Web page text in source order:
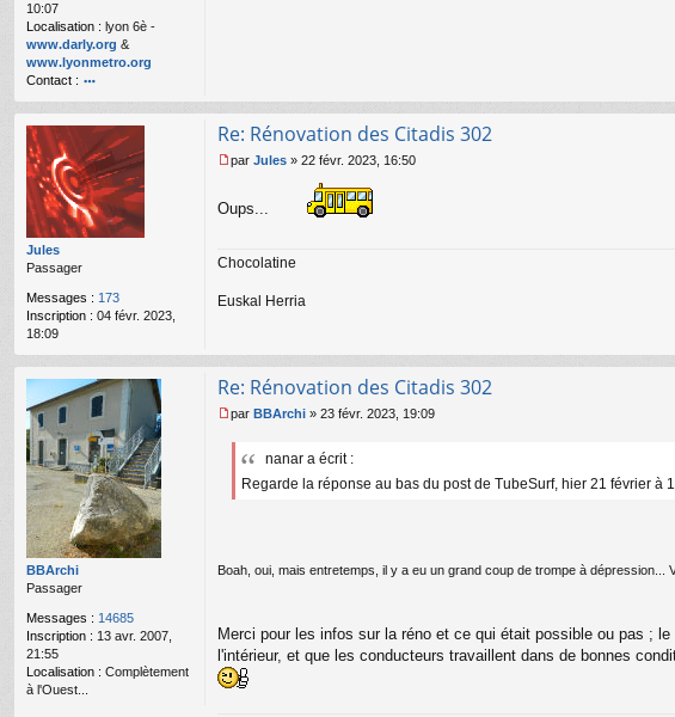
10:07
Localisation : lyon 6è -
www.darly.org &
www.lyonmetro.org
Contact :
o
ac
te
r
n
a
n
Jules
Passager
Messages : 173
Inscription : 04 févr. 2023,
18:09
Re: Rénovation des Citadis 302
s
g
n
l
u
par Jules » 22 févr. 2023, 16:50
Oups...
Chocolatine
Euskal Herria
BBArchi
Passager
Messages : 14685
Inscription : 13 avr. 2007,
21:55
Localisation : Complètement
à l'Ouest...
Re: Rénovation des Citadis 302
e
a
o
par BBArchi » 23 févr. 2023, 19:09
nanar a écrit :
Regarde la réponse au bas du post de TubeSurf, hier 21 février à
Boah, oui, mais entretemps, il y a eu un grand coup de trompe à dépression...
Merci pour les infos sur la réno et ce qui était possible ou pas ;
l'intérieur, et que les conducteurs travaillent dans de bonnes